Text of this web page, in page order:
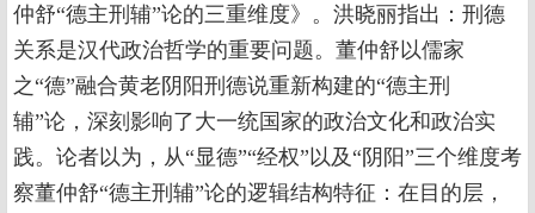
仲舒“德主刑辅”论的三重维度》。洪晓丽指出：刑德
关系是汉代政治哲学的重要问题。董仲舒以儒家
之“德”融合黄老阴阳刑德说重新构建的“德主刑
辅”论，深刻影响了大一统国家的政治文化和政治实
践。论者以为，从“显德”“经权”以及“阴阳”三个维度考
察董仲舒“德主刑辅”论的逻辑结构特征：在目的层，